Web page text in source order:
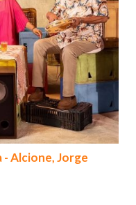
Alcione, Jorge